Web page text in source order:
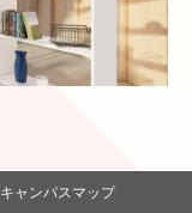
キャンパスマップ